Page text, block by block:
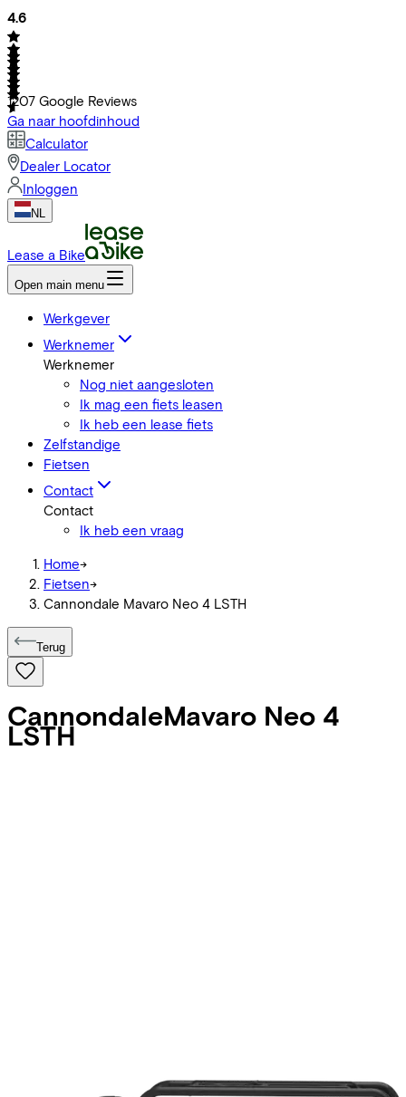
4.6
1207 Google Reviews
Ga naar hoofdinhoud
Calculator
Dealer Locator
Inloggen
NL
Lease a Bike
Open main menu
Werkgever
Werknemer
Werknemer
Nog niet aangesloten
Ik mag een fiets leasen
Ik heb een lease fiets
Zelfstandige
Fietsen
Contact
Contact
Ik heb een vraag
Home->
Fietsen->
Cannondale Mavaro Neo 4 LSTH
Terug
CannondaleMavaro Neo 4
LSTH